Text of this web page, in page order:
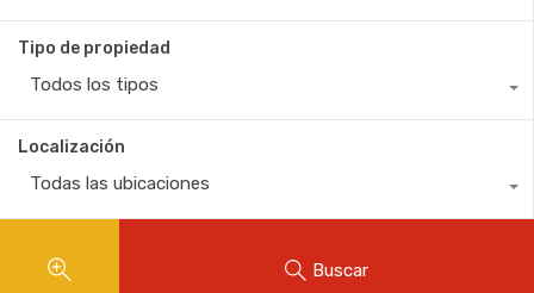
Tipo de propiedad
Todos los tipos
Localización
Todas las ubicaciones
Buscar